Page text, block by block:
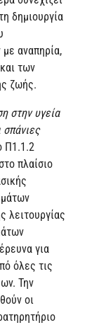
δημιουργία
αναπηρία,
των
ζωής.
στην υγεία
Π1.1.2
πλαίσιο
λειτουργίας
για
όλες τις
Την
οι